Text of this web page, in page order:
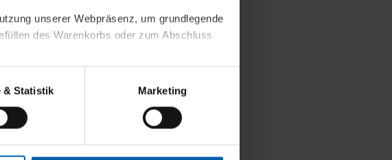
unserer Webpräsenz, um grundlegende
des Warenkorbs oder zum Abschluss
Ihres Nutzerverhaltens und Ihres Profils
unserer Webpräsenz speichern wir
an Dritte wie etwa unsere
& Statistik Marketing